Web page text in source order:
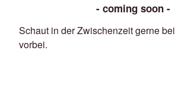
- coming soon -
Schaut in der Zwischenzeit gerne bei
vorbei.